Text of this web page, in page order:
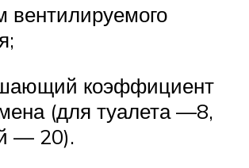
коэффициент
(для туалета —8,
— 20).